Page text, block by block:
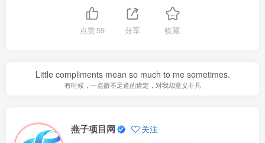
点赞59 分享 收藏
Little compliments mean so much to me sometimes.
有时候，一点微不足道的肯定，对我却意义非凡
燕子项目网 关注